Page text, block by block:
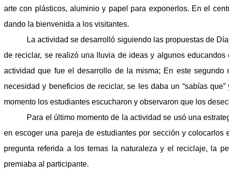
arte con plásticos, aluminio y papel para exponerlos. En el
dando la bienvenida a los visitantes.
La actividad se desarrolló siguiendo las propuestas de
de reciclar, se realizó una lluvia de ideas y algunos
actividad que fue el desarrollo de la misma; En este
necesidad y beneficios de reciclar, se les daba un “sabías
momento los estudiantes escucharon y observaron que los
Para el último momento de la actividad se usó una
en escoger una pareja de estudiantes por sección y
pregunta referida a los temas la naturaleza y el reciclaje, la
premiaba al participante.